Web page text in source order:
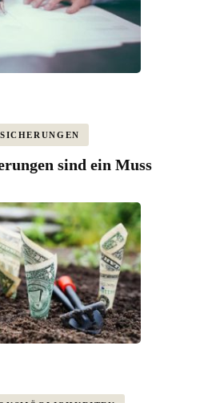
sind ein Muss